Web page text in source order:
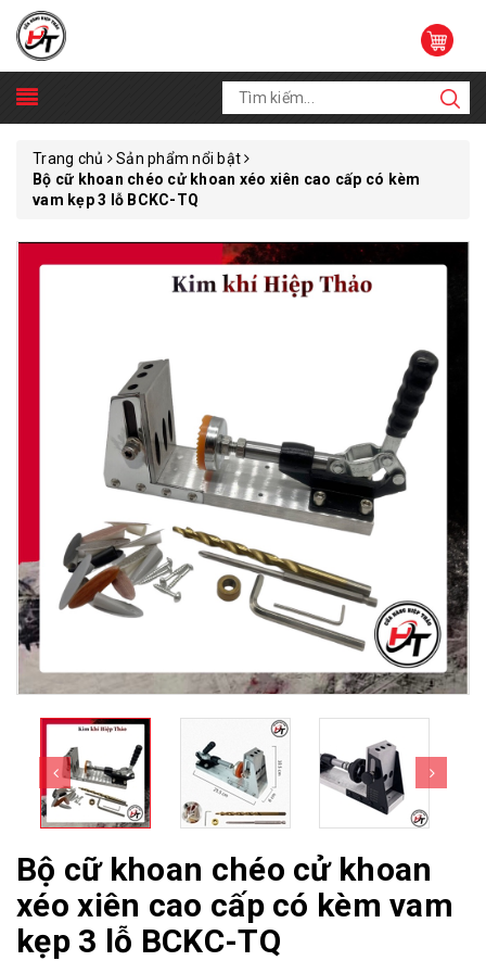
Trang chủ
Sản phẩm nổi bật
Bộ cữ khoan chéo cử khoan xéo xiên cao cấp có kèm
vam kẹp 3 lỗ BCKC-TQ
Bộ cữ khoan chéo cử khoan
xéo xiên cao cấp có kèm vam
kẹp 3 lỗ BCKC-TQ